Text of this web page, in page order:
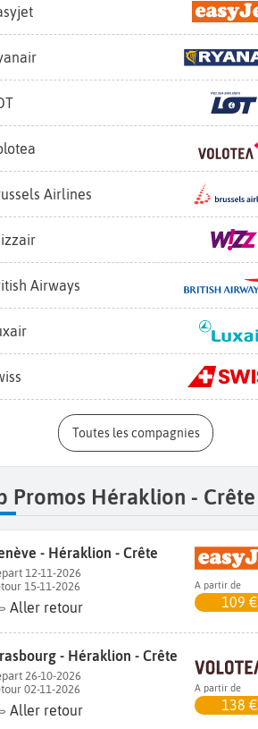
Airlines
Airways
Toutes les compagnies
Promos Héraklion - Crête
- Héraklion - Crête
12-11-2026
15-11-2026
Aller retour
A partir de
109 €
- Héraklion - Crête
26-10-2026
02-11-2026
Aller retour
A partir de
138 €